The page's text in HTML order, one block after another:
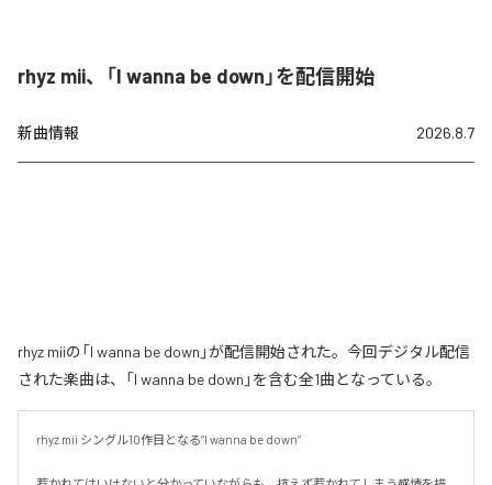
rhyz mii、「I wanna be down」を配信開始
新曲情報 2026.8.7
rhyz miiの「I wanna be down」が配信開始された。今回デジタル配信
された楽曲は、「I wanna be down」を含む全1曲となっている。
rhyz mii シングル10作目となる”I wanna be down”